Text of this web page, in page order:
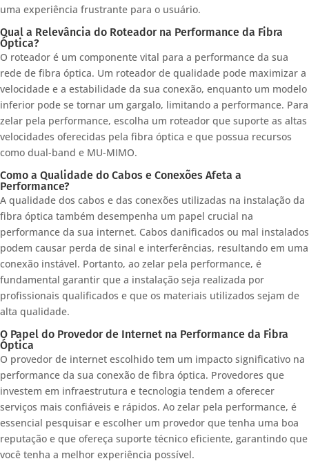
uma experiência frustrante para o usuário.
Qual a Relevância do Roteador na Performance da Fibra
Óptica?
O roteador é um componente vital para a performance da sua
rede de fibra óptica. Um roteador de qualidade pode maximizar a
velocidade e a estabilidade da sua conexão, enquanto um modelo
inferior pode se tornar um gargalo, limitando a performance. Para
zelar pela performance, escolha um roteador que suporte as altas
velocidades oferecidas pela fibra óptica e que possua recursos
como dual-band e MU-MIMO.
Como a Qualidade do Cabos e Conexões Afeta a
Performance?
A qualidade dos cabos e das conexões utilizadas na instalação da
fibra óptica também desempenha um papel crucial na
performance da sua internet. Cabos danificados ou mal instalados
podem causar perda de sinal e interferências, resultando em uma
conexão instável. Portanto, ao zelar pela performance, é
fundamental garantir que a instalação seja realizada por
profissionais qualificados e que os materiais utilizados sejam de
alta qualidade.
O Papel do Provedor de Internet na Performance da Fibra
Óptica
O provedor de internet escolhido tem um impacto significativo na
performance da sua conexão de fibra óptica. Provedores que
investem em infraestrutura e tecnologia tendem a oferecer
serviços mais confiáveis e rápidos. Ao zelar pela performance, é
essencial pesquisar e escolher um provedor que tenha uma boa
reputação e que ofereça suporte técnico eficiente, garantindo que
você tenha a melhor experiência possível.